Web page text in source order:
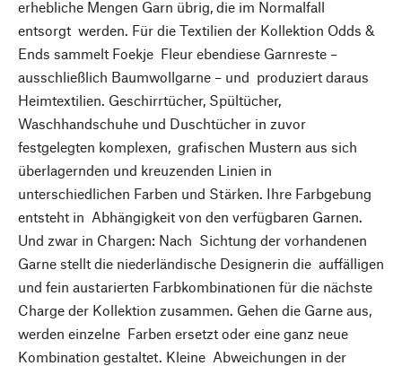
erhebliche Mengen Garn übrig, die im Normalfall
entsorgt werden. Für die Textilien der Kollektion Odds &
Ends sammelt Foekje Fleur ebendiese Garnreste –
ausschließlich Baumwollgarne – und produziert daraus
Heimtextilien. Geschirrtücher, Spültücher,
Waschhandschuhe und Duschtücher in zuvor
festgelegten komplexen, grafischen Mustern aus sich
überlagernden und kreuzenden Linien in
unterschiedlichen Farben und Stärken. Ihre Farbgebung
entsteht in Abhängigkeit von den verfügbaren Garnen.
Und zwar in Chargen: Nach Sichtung der vorhandenen
Garne stellt die niederländische Designerin die auffälligen
und fein austarierten Farbkombinationen für die nächste
Charge der Kollektion zusammen. Gehen die Garne aus,
werden einzelne Farben ersetzt oder eine ganz neue
Kombination gestaltet. Kleine Abweichungen in der